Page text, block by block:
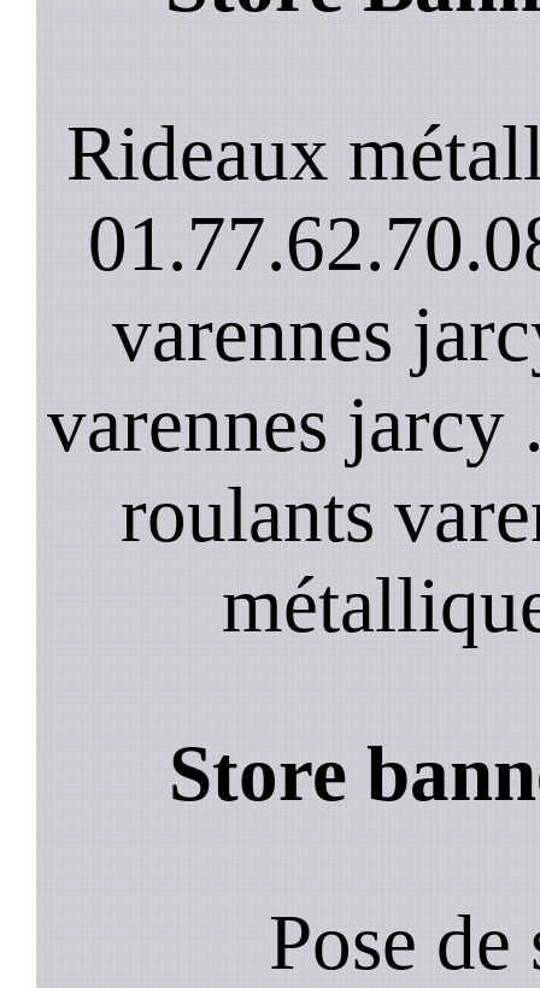
Rideaux
varennes
varennes jarcy
roulants
Store
Pose de